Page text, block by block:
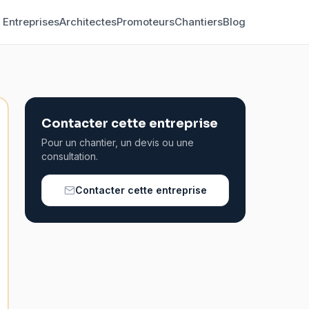
EntreprisesArchitectesPromoteursChantiersBlog
Contacter cette entreprise
Pour un chantier, un devis ou une
consultation.
Contacter cette entreprise